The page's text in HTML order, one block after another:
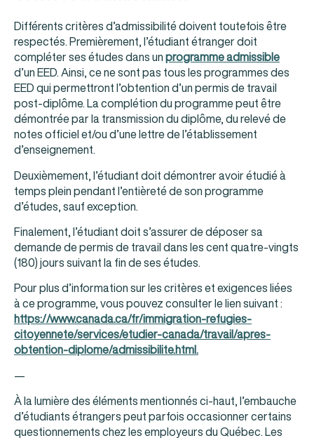
Différents critères d’admissibilité doivent toutefois être
respectés. Premièrement, l’étudiant étranger doit
compléter ses études dans unprogramme admissible
d’un EED. Ainsi, ce ne sont pas tous les programmes des
EED qui permettront l’obtention d’un permis de travail
post-diplôme. La complétion du programme peut être
démontrée par la transmission du diplôme, du relevé de
notes officiel et/ou d’une lettre de l’établissement
d’enseignement.
Deuxièmement, l’étudiant doit démontrer avoir étudié à
temps plein pendant l’entièreté de son programme
d’études, sauf exception.
Finalement, l’étudiant doit s’assurer de déposer sa
demande de permis de travail dans les cent quatre-vingts
(180) jours suivant la fin de ses études.
Pour plus d’information sur les critères et exigences liées
à ce programme, vous pouvez consulter le lien suivant :
https://www.canada.ca/fr/immigration-refugies-
citoyennete/services/etudier-canada/travail/apres-
obtention-diplome/admissibilite.html.
—
À la lumière des éléments mentionnés ci-haut, l’embauche
d’étudiants étrangers peut parfois occasionner certains
questionnements chez les employeurs du Québec. Les